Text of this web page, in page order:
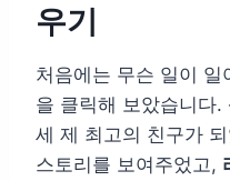
우기
처음에는 무슨 일이 일
을 클릭해 보았습니다
세 제 최고의 친구가
스토리를 보여주었고,